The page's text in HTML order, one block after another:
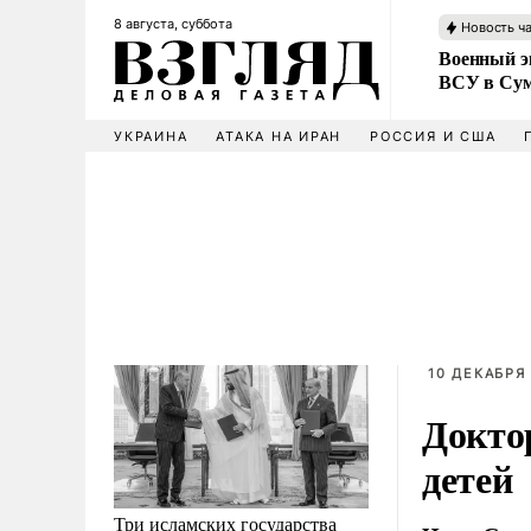
8 августа, суббота Новость
Военный
ВСУ в
УКРАИНА АТАКА НА ИРАН РОССИЯ И США
Три исламских государства
10 ДЕКАБРЯ
детей